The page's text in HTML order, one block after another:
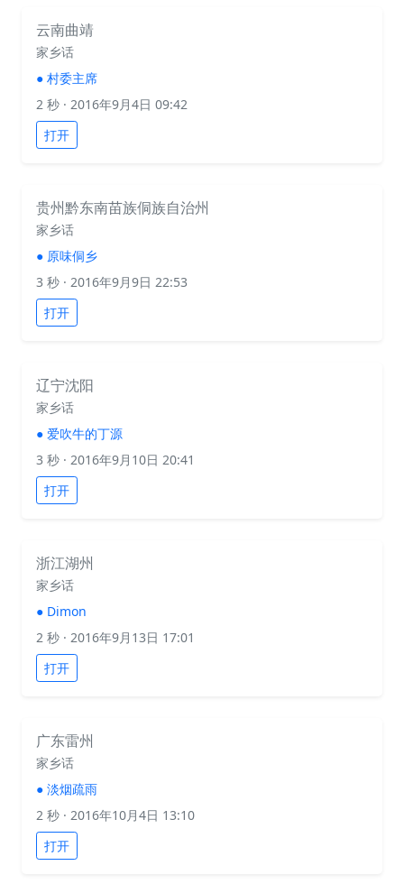
云南曲靖
家乡话
● 村委主席
2 秒 · 2016年9月4日 09:42
打开
贵州黔东南苗族侗族自治州
家乡话
● 原味侗乡
3 秒 · 2016年9月9日 22:53
打开
辽宁沈阳
家乡话
● 爱吹牛的丁源
3 秒 · 2016年9月10日 20:41
打开
浙江湖州
家乡话
● Dimon
2 秒 · 2016年9月13日 17:01
打开
广东雷州
家乡话
● 淡烟疏雨
2 秒 · 2016年10月4日 13:10
打开